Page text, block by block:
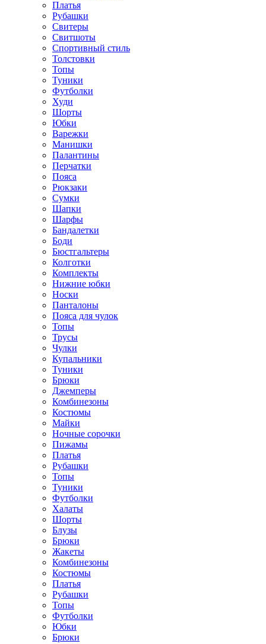
Платья
Рубашки
Свитеры
Свитшоты
Спортивный стиль
Толстовки
Топы
Туники
Футболки
Худи
Шорты
Юбки
Варежки
Манишки
Палантины
Перчатки
Пояса
Рюкзаки
Сумки
Шапки
Шарфы
Бандалетки
Боди
Бюстгальтеры
Колготки
Комплекты
Нижние юбки
Носки
Панталоны
Поясa для чулок
Топы
Трусы
Чулки
Купальники
Туники
Брюки
Джемперы
Комбинезоны
Костюмы
Майки
Ночные сорочки
Пижамы
Платья
Рубашки
Топы
Туники
Футболки
Халаты
Шорты
Блузы
Брюки
Жакеты
Комбинезоны
Костюмы
Платья
Рубашки
Топы
Футболки
Юбки
Брюки